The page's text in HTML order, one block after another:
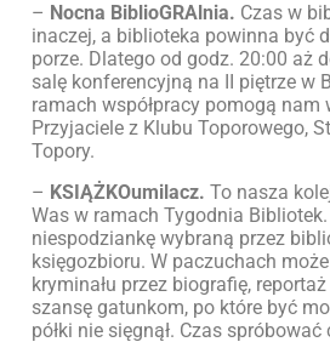
– Nocna BiblioGRAlnia. Czas w
inaczej, a biblioteka powinna być
porze. Dlatego od godz. 20:00 aż
salę konferencyjną na II piętrze w
ramach współpracy pomogą nam
Przyjaciele z Klubu Toporowego,
Topory.
– KSIĄŻKOumilacz. To nasza
Was w ramach Tygodnia
niespodziankę wybraną przez
księgozbioru. W paczuchach
kryminału przez biografię,
szansę gatunkom, po które być
półki nie sięgnął. Czas